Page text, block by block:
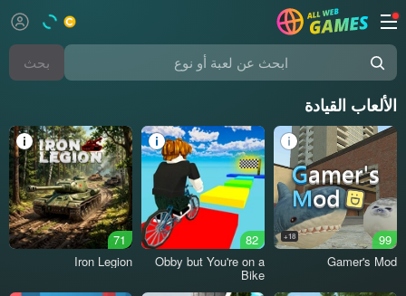
ابحث عن لعبة أو نوع بحث
الألعاب القيادة
99
18+
Gamer's Mod
82
Obby but You're on a
Bike
71
Iron Legion